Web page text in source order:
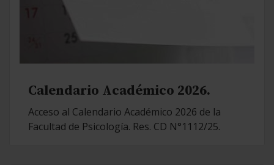
Calendario Académico 2026.
Acceso al Calendario Académico 2026 de la
Facultad de Psicología. Res. CD N°1112/25.